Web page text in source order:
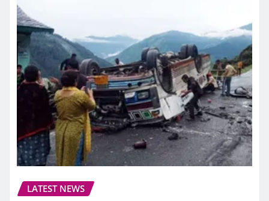
LATEST NEWS